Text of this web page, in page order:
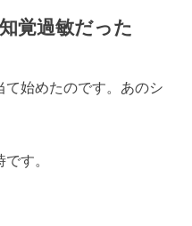
覚過敏だった
始めたのです。あのシ
す。